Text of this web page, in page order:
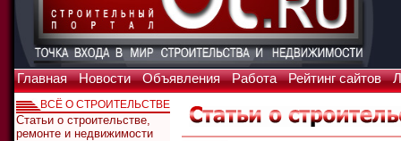
Главная Новости Объявления Работа Рейтинг сайтов
ВСЁ О СТРОИТЕЛЬСТВЕ
Статьи о строительстве,
ремонте и недвижимости